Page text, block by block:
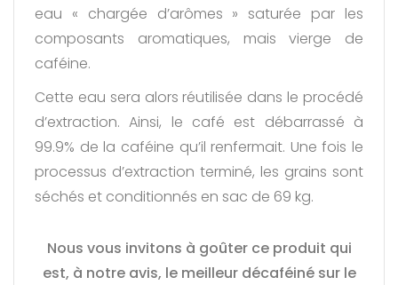
eau « chargée d’arômes » saturée par les
composants aromatiques, mais vierge de
caféine.
Cette eau sera alors réutilisée dans le procédé
d’extraction. Ainsi, le café est débarrassé à
99.9% de la caféine qu’il renfermait. Une fois le
processus d’extraction terminé, les grains sont
séchés et conditionnés en sac de 69 kg.
Nous vous invitons à goûter ce produit qui
est, à notre avis, le meilleur décaféiné sur le